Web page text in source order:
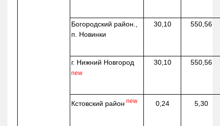
Богородский район.,
п. Новинки
30,10 550,56
г. Нижний Новгород
new
30,10 550,56
Кстовский район new 0,24 5,30